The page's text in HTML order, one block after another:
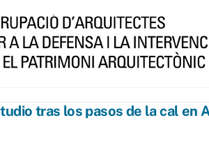
tras los pasos de la cal en